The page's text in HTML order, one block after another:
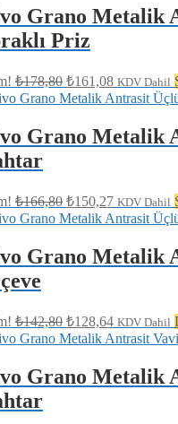
₺107,02.
Grano Metalik
Priz
₺178,80 Orijinal
fiyat:
₺161,08 Şu
andaki
fiyat:
₺161,08.
KDV Dahil
Grano Metalik
₺166,80 Orijinal
fiyat:
₺150,27Şu
andaki
fiyat:
₺150,27.
KDV Dahil
Grano Metalik
₺142,80 Orijinal
fiyat:
₺128,64 Şu
andaki
fiyat:
₺128,64.
KDV Dahil
Grano Metalik